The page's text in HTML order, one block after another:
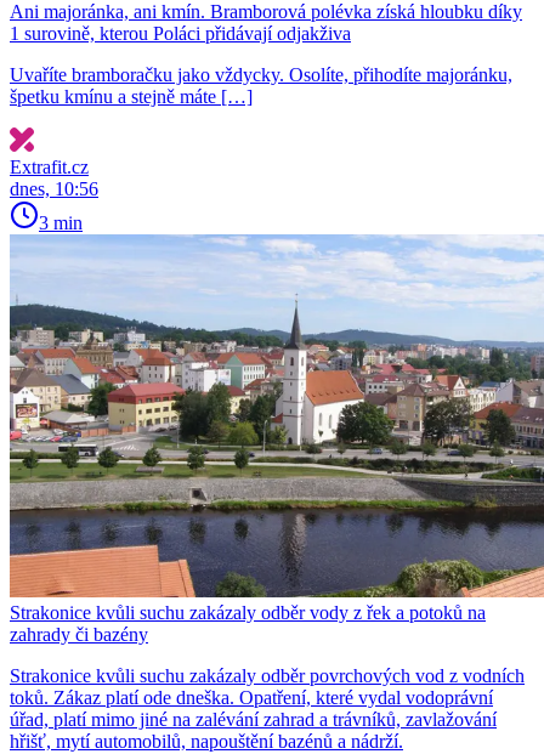
Ani majoránka, ani kmín. Bramborová polévka získá hloubku díky
1 surovině, kterou Poláci přidávají odjakživa
Uvaříte bramboračku jako vždycky. Osolíte, přihodíte majoránku,
špetku kmínu a stejně máte […]
Extrafit.cz
dnes, 10:56
3 min
Strakonice kvůli suchu zakázaly odběr vody z řek a potoků na
zahrady či bazény
Strakonice kvůli suchu zakázaly odběr povrchových vod z vodních
toků. Zákaz platí ode dneška. Opatření, které vydal vodoprávní
úřad, platí mimo jiné na zalévání zahrad a trávníků, zavlažování
hřišť, mytí automobilů, napouštění bazénů a nádrží.